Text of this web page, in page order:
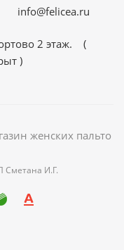
info@felicea.ru
2 этаж. (
)
женских пальто
Сметана И.Г.